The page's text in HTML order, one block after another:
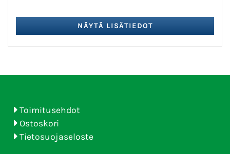
Toimitusehdot
Ostoskori
Tietosuojaseloste